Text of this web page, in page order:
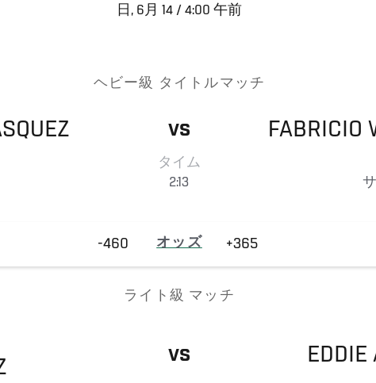
日, 6月 14 / 4:00 午前
ヘビー級 タイトルマッチ
VS FABRICIO
タイム
2:13
-460 オッズ +365
ライト級 マッチ
VS EDDIE